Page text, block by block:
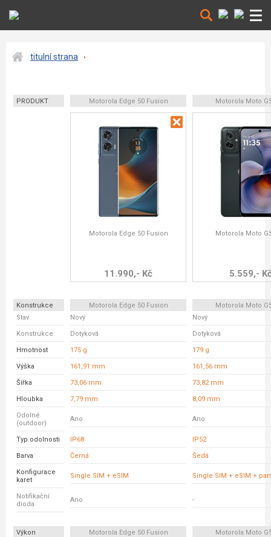
titulní strana
PRODUKT Motorola Edge 50 Fusion Motorola Moto
Motorola Edge 50 Fusion
11.990,- Kč
Motorola Moto
5.559,-
Konstrukce Motorola Edge 50 Fusion
Motorola Moto
Stav
Nový Nový
Konstrukce Dotyková Dotyková
Hmotnost 175 g 179 g
Výška 161,91 mm 161,56 mm
Šířka 73,06 mm 73,82 mm
Hloubka 7,79 mm 8,09 mm
Odolné
(outdoor)
Ano Ano
Typ odolnosti IP68 IP52
Barva Černá Šedá
Konfigurace
karet
Single SIM + eSIM Single SIM + eSIM +
Notifikační
dioda
Ano -
Výkon Motorola Edge 50 Fusion
Motorola Moto